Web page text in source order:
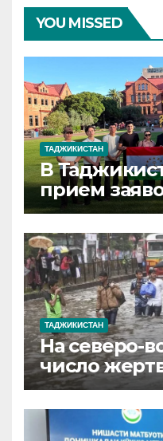
YOU MISSED
ТАДЖИКИСТАН
В
прием
стипендию
рубежом
ТАДЖИКИСТАН
На северо-
число
достигло 97